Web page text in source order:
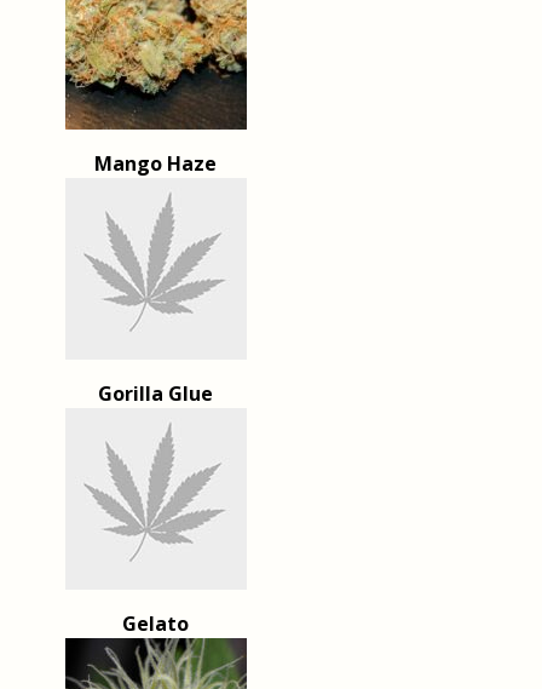
Mango Haze
Gorilla Glue
Gelato